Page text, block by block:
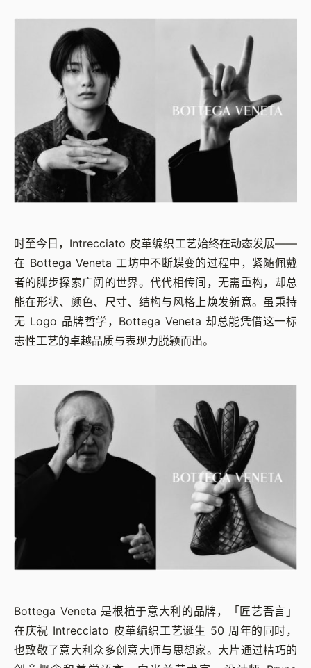
时至今日，Intrecciato 皮革编织工艺始终在动态发展——
在 Bottega Veneta 工坊中不断蝶变的过程中，紧随佩戴
者的脚步探索广阔的世界。代代相传间，无需重构，却总
能在形状、颜色、尺寸、结构与风格上焕发新意。虽秉持
无 Logo 品牌哲学，Bottega Veneta 却总能凭借这一标
志性工艺的卓越品质与表现力脱颖而出。
Bottega Veneta 是根植于意大利的品牌，「匠艺吾言」
在庆祝 Intrecciato 皮革编织工艺诞生 50 周年的同时，
也致敬了意大利众多创意大师与思想家。大片通过精巧的